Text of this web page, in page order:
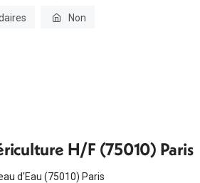
Non
H/F (75010) Paris
d'Eau (75010) Paris